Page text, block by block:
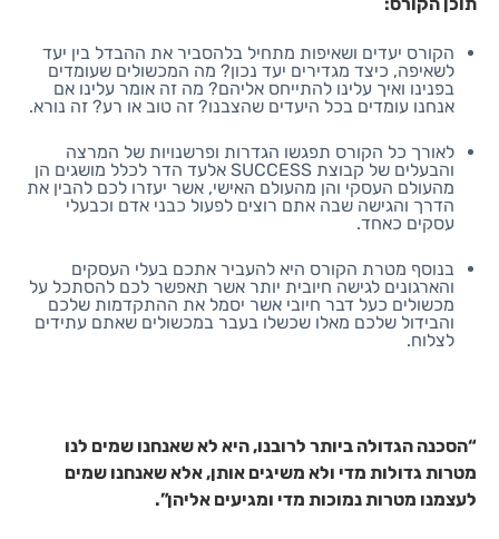
הקורס יעדים ושאיפות מתחיל בלהסביר את ההבדל בין יעד
לשאיפה, כיצד מגדירים יעד נכון? מה המכשולים שעומדים
בפנינו ואיך עלינו להתייחס אליהם? מה זה אומר עלינו אם
אנחנו עומדים בכל היעדים שהצבנו? זה טוב או רע? זה נורא.
לאורך כל הקורס תפגשו הגדרות ופרשנויות של המרצה
והבעלים של קבוצת SUCCESS אלעד הדר לכלל מושגים הן
מהעולם העסקי והן מהעולם האישי, אשר יעזרו לכם להבין את
הדרך והגישה שבה אתם רוצים לפעול כבני אדם וכבעלי
עסקים כאחד.
בנוסף מטרת הקורס היא להעביר אתכם בעלי העסקים
והארגונים לגישה חיובית יותר אשר תאפשר לכם להסתכל על
מכשולים כעל דבר חיובי אשר יסמל את ההתקדמות שלכם
והבידול שלכם מאלו שכשלו בעבר במכשולים שאתם עתידים
לצלוח.
“הסכנה הגדולה ביותר לרובנו, היא לא שאנחנו שמים לנו
מטרות גדולות מדי ולא משיגים אותן, אלא שאנחנו שמים
לעצמנו מטרות נמוכות מדי ומגיעים אליהן”.